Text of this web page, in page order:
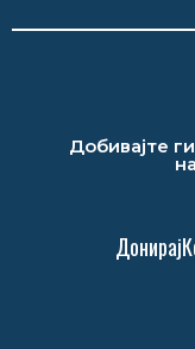
Добивајте
Донирај